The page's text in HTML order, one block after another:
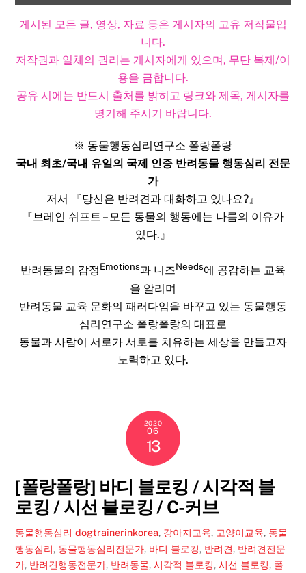
게시된 모든 글, 영상, 자료 등은 게시자의 고유 저작물입
니다.
저작권과 일체의 권리는 게시자에게 있으며, 무단 복제/이
용을 금합니다.
공유 시에는 반드시 출처를 밝히고 링크와 제목, 게시자를
명기해 주시기 바랍니다.​
※ 동물행동심리연구소 폴랑폴랑
국내 최초/국내 유일의 국제 인증 반려동물 행동심리 전문
가
저서 『당신은 반려견과 대화하고 있나요?』
『브레인 쉬프트 – 모든 동물의 행동에는 나름의 이유가
있다.』
반려동물의 감정Emotions과 니즈Needs에 공감하는 교육
을 알리며
반려동물 교육 문화의 패러다임을 바꾸고 있는 동물행동
심리연구소 폴랑폴랑의 대표로
동물과 사람이 서로가 서로를 치유하는 세상을 만들고자
노력하고 있다.
2020
06
13
[폴랑폴랑] 바디 블로킹 / 시각적 블
로킹 / 시선 블로킹 / C-커브
동물행동심리 dogtrainerinkorea, 강아지교육, 고양이교육, 동물
행동심리, 동물행동심리전문가, 바디 블로킹, 반려견, 반려견전문
가, 반려견행동전문가, 반려동물,시각적 블로킹,시선 블로킹, 폴